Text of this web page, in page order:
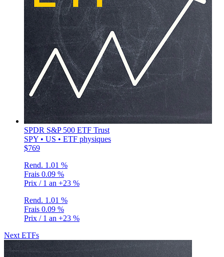
SPDR S&P 500 ETF Trust
SPY • US • ETF physiques
$769
Rend. 1.01 %
Frais 0.09 %
Prix / 1 an +23 %
Rend. 1.01 %
Frais 0.09 %
Prix / 1 an +23 %
Next ETFs